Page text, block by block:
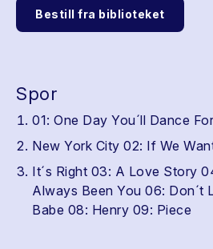
Bestill fra biblioteket
Spor
01: One Day You´ll Dance
New York City 02: If We
It´s Right 03: A Love Story
Always Been You 06: Don´t
Babe 08: Henry 09: Piece